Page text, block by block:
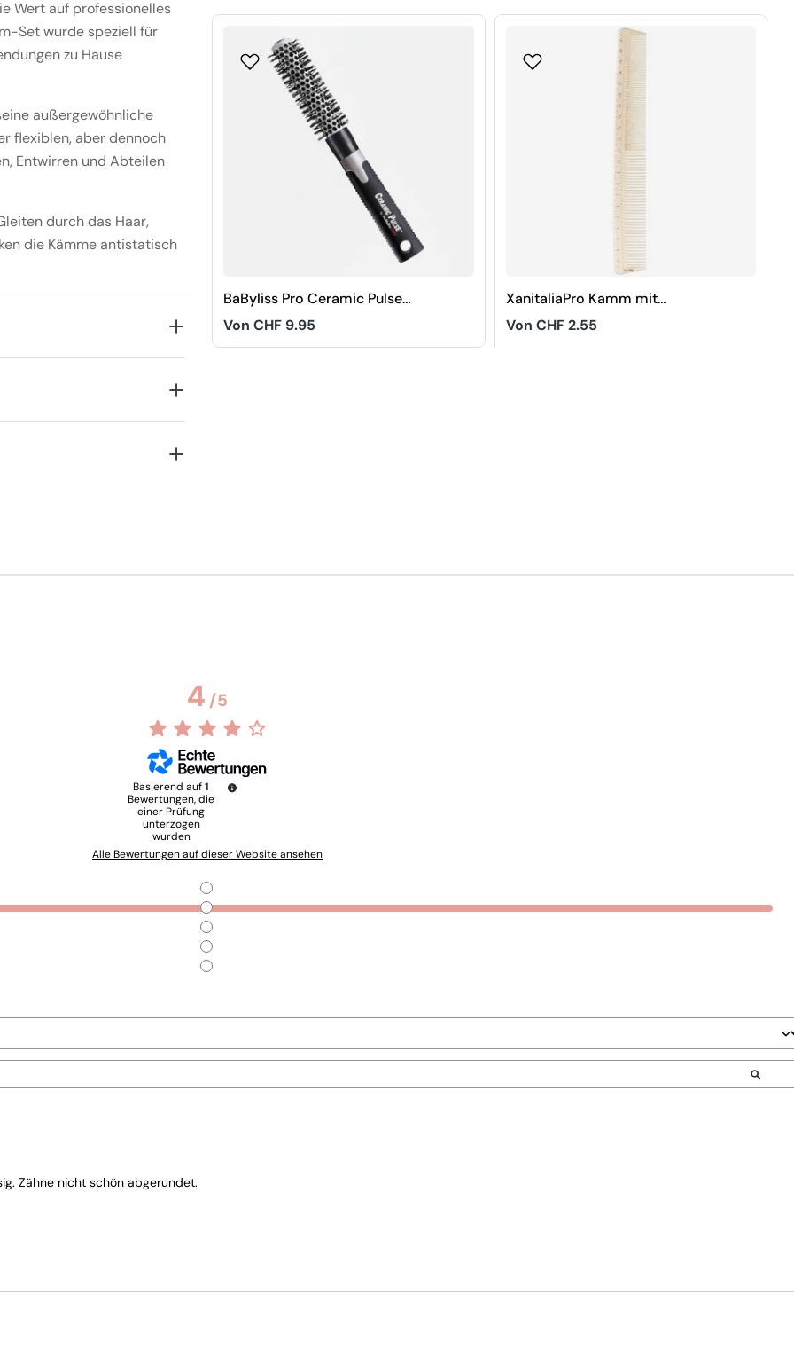
Wert auf professionelles
Set wurde speziell für
zu Hause
außergewöhnliche
flexiblen, aber dennoch
Entwirren und Abteilen
durch das Haar,
die Kämme antistatisch
BaByliss Pro Ceramic Pulse
Rundbürste
Regulärer
Preis
Von CHF 9.95
XanitaliaPro Kamm mit
Zentimeterskala
Regulärer
Von CHF 2.55
4/5
Basierend auf1
Bewertungen, die
einer Prüfung
unterzogen
wurden
Alle Bewertungen auf dieser Website ansehen
Zähne nicht schön abgerundet.